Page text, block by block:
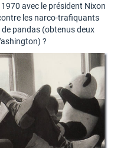
avec le président Nixon
les narco-trafiquants
de pandas (obtenus deux
?